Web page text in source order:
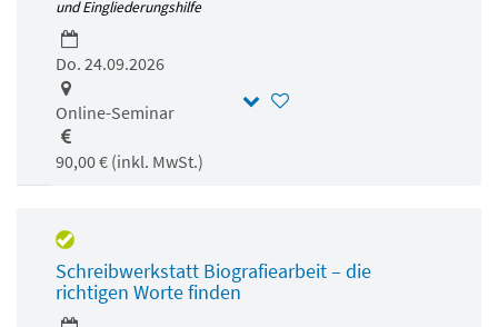
und Eingliederungshilfe
Do. 24.09.2026
Online-Seminar
90,00 € (inkl. MwSt.)
Schreibwerkstatt Biografiearbeit – die
richtigen Worte finden